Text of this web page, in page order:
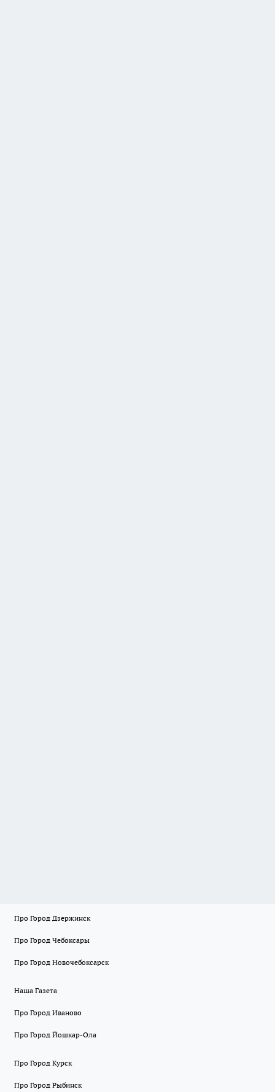
Про Город Дзержинск
Про Город Чебоксары
Про Город Новочебоксарск
Наша Газета
Про Город Иваново
Про Город Йошкар-Ола
Про Город Курск
Про Город Рыбинск